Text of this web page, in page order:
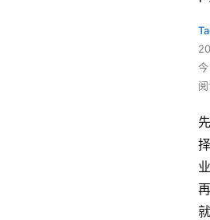
先
择
业
再
就